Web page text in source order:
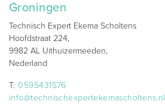
Groningen
Technisch Expert Ekema Scholtens
Hoofdstraat 224,
9982 AL Uithuizermeeden,
Nederland
T:0595431576
info@technischexpertekemascholtens.nl